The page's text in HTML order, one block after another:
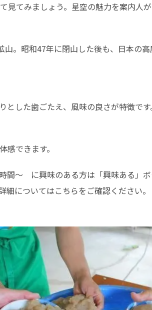
ましょう。星空の魅力を案内人が
和47年に閉山した後も、日本の高
歯ごたえ、風味の良さが特徴です
できます。
～　に興味のある方は「興味ある」
についてはこちらをご確認ください。